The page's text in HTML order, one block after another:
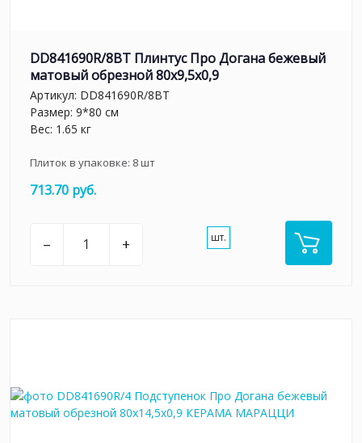
DD841690R/8BT Плинтус Про Догана бежевый
матовый обрезной 80x9,5x0,9
Артикул: DD841690R/8BT
Размер: 9*80 см
Вес: 1.65 кг
Плиток в упаковке: 8шт
713.70 руб.
– + шт.